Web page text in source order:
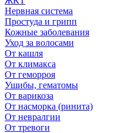
Нервная система
Простуда и грипп
Кожные заболевания
Уход за волосами
От кашля
От климакса
От геморроя
Ушибы, гематомы
От варикоза
От насморка (ринита)
От невралгии
От тревоги